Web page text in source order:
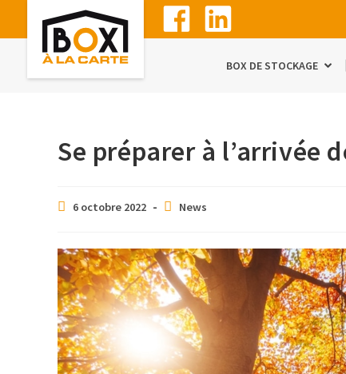
BOX DE STOCKAGE
Se préparer à l’arrivée
6 octobre 2022 News